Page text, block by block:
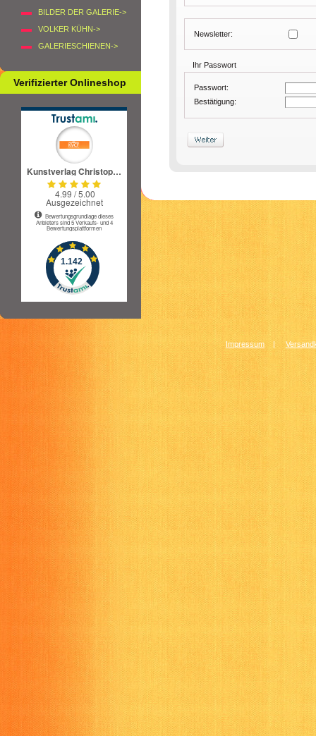
BILDER DER GALERIE->
VOLKER KÜHN->
GALERIESCHIENEN->
Verifizierter Onlineshop
Newsletter:
Ihr Passwort
Passwort:
Bestätigung:
Impressum |